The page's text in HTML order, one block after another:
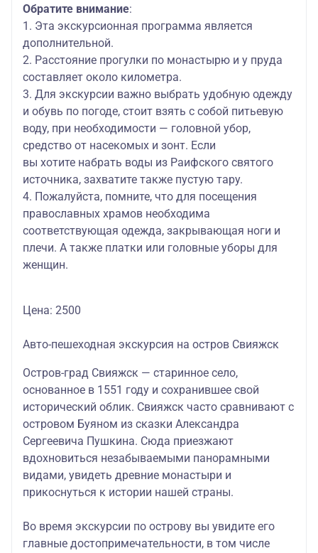
Обратите внимание:
1. Эта экскурсионная программа является
дополнительной.
2. Расстояние прогулки по монастырю и у пруда
составляет около километра.
3. Для экскурсии важно выбрать удобную одежду
и обувь по погоде, стоит взять с собой питьевую
воду, при необходимости — головной убор,
средство от насекомых и зонт. Если
вы хотите набрать воды из Раифского святого
источника, захватите также пустую тару.
4. Пожалуйста, помните, что для посещения
православных храмов необходима
соответствующая одежда, закрывающая ноги и
плечи. А также платки или головные уборы для
женщин.
Цена: 2500
Авто-пешеходная экскурсия на остров Свияжск
Остров-град Свияжск — старинное село,
основанное в 1551 году и сохранившее свой
исторический облик. Свияжск часто сравнивают с
островом Буяном из сказки Александра
Сергеевича Пушкина. Сюда приезжают
вдохновиться незабываемыми панорамными
видами, увидеть древние монастыри и
прикоснуться к истории нашей страны.
Во время экскурсии по острову вы увидите его
главные достопримечательности, в том числе